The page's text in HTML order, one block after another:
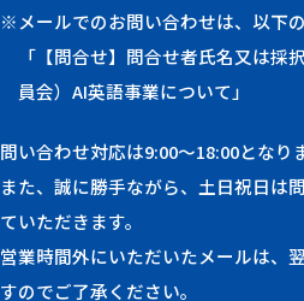
※メールでのお問い合わせは、以下
「【問合せ】問合せ者氏名又は採
員会）AI英語事業について」
問い合わせ対応は9:00〜18:00となり
また、誠に勝手ながら、土日祝日は
ていただきます。
営業時間外にいただいたメールは、
すのでご了承ください。